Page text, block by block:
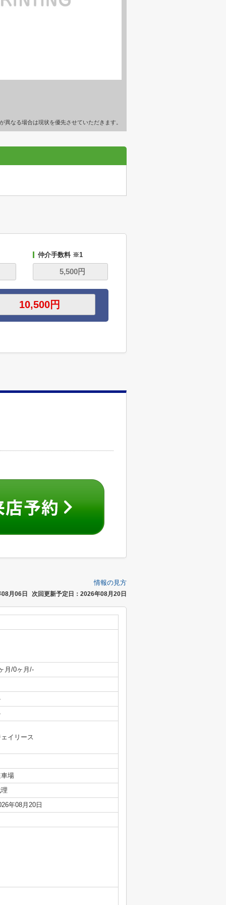
なる場合は現状を優先させていただきます。
仲介手数料 ※1
情報の見方
月06日 次回更新予定日：2026年08月20日
月/0ヶ月/-
イリース
場
年08月20日